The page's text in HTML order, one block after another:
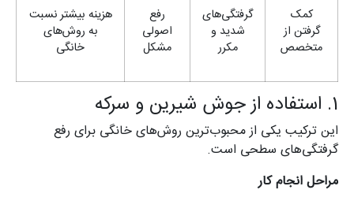
کمک
گرفتن از
متخصص
گرفتگی‌های
شدید و
مکرر
رفع
اصولی
مشکل
هزینه بیشتر نسبت
به روش‌های
خانگی
1. استفاده از جوش شیرین و سرکه
این ترکیب یکی از محبوب‌ترین روش‌های خانگی برای رفع
گرفتگی‌های سطحی است.
مراحل انجام کار